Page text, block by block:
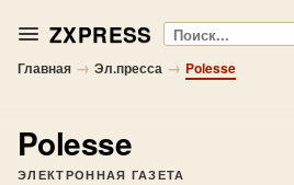
ZXPRESS Поиск
Главная → Эл.пресса → Polesse
Polesse
ЭЛЕКТРОННАЯ ГАЗЕТА